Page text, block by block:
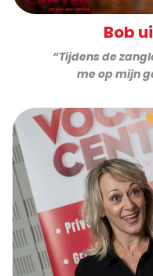
Bob
“Tijdens de
me op mijn